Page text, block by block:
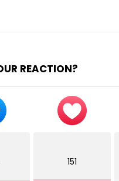
REACTION?
151